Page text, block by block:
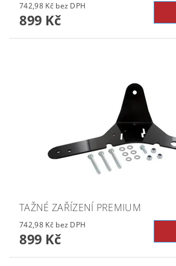
742,98 Kč bez DPH
899 Kč
TAŽNÉ ZAŘÍZENÍ PREMIUM
742,98 Kč bez DPH
899 Kč